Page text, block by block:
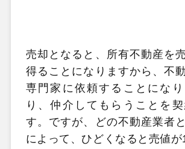
売却となると、所有不動産を
得ることになりますから、不
専門家に依頼することにな
り、仲介してもらうことを
す。ですが、どの不動産業者
によって、ひどくなると売値が